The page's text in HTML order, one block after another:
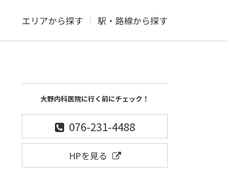
エリアから探す 駅・路線から探す
大野内科医院に行く前にチェック！
076-231-4488
HPを見る